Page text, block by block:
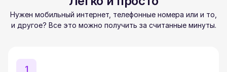
Нужен мобильный интернет, телефонные номера или и то,
и другое? Все это можно получить за считанные минуты.
1